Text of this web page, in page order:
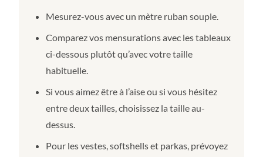
Mesurez-vous avec un mètre ruban souple.
Comparez vos mensurations avec les tableaux
ci-dessous plutôt qu’avec votre taille
habituelle.
Si vous aimez être à l’aise ou si vous hésitez
entre deux tailles, choisissez la taille au-
dessus.
Pour les vestes, softshells et parkas, prévoyez